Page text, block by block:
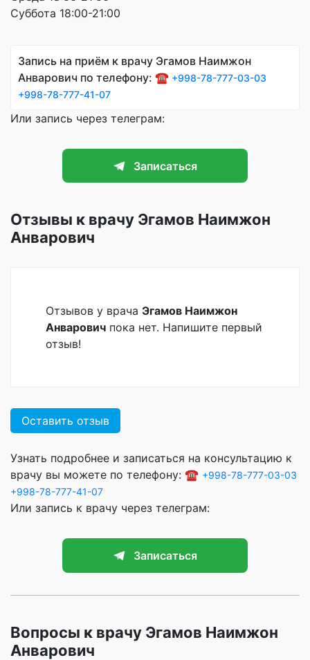
Суббота 18:00-21:00
Запись на приём к врачу Эгамов Наимжон
Анварович по телефону: ☎️ +998-78-777-03-03
+998-78-777-41-07
Или запись через телеграм:
Записаться
Отзывы к врачу Эгамов Наимжон
Анварович
Отзывов у врача Эгамов Наимжон
Анварович пока нет. Напишите первый
отзыв!
Оставить отзыв
Узнать подробнее и записаться на консультацию к
врачу вы можете по телефону: ☎️ +998-78-777-03-03
+998-78-777-41-07
Или запись к врачу через телеграм:
Записаться
Вопросы к врачу Эгамов Наимжон
Анварович